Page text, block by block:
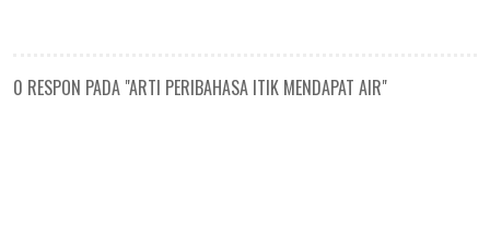
0 RESPON PADA "ARTI PERIBAHASA ITIK MENDAPAT AIR"